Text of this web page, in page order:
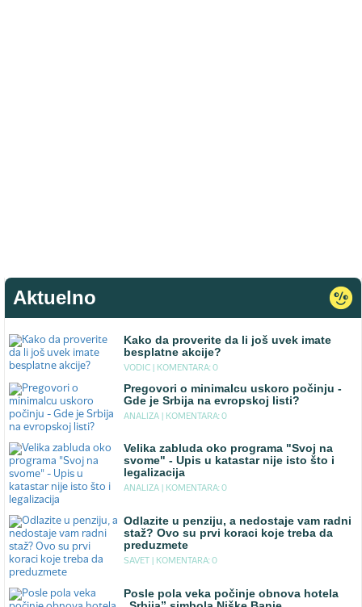
Aktuelno
Kako da proverite da li još uvek imate
besplatne akcije?
VODIC | KOMENTARA: 0
Pregovori o minimalcu uskoro počinju -
Gde je Srbija na evropskoj listi?
ANALIZA | KOMENTARA: 0
Velika zabluda oko programa "Svoj na
svome" - Upis u katastar nije isto što i
legalizacija
ANALIZA | KOMENTARA: 0
Odlazite u penziju, a nedostaje vam radni
staž? Ovo su prvi koraci koje treba da
preduzmete
SAVET | KOMENTARA: 0
Posle pola veka počinje obnova hotela